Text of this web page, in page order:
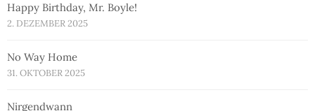
Happy Birthday, Mr. Boyle!
2. DEZEMBER 2025
No Way Home
31. OKTOBER 2025
Nirgendwann